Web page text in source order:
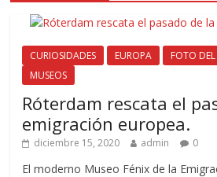
CURIOSIDADES EUROPA FOTO
MUSEOS
Róterdam rescata el
emigración europea.
diciembre 15, 2020 admin 0
El moderno Museo Fénix de la